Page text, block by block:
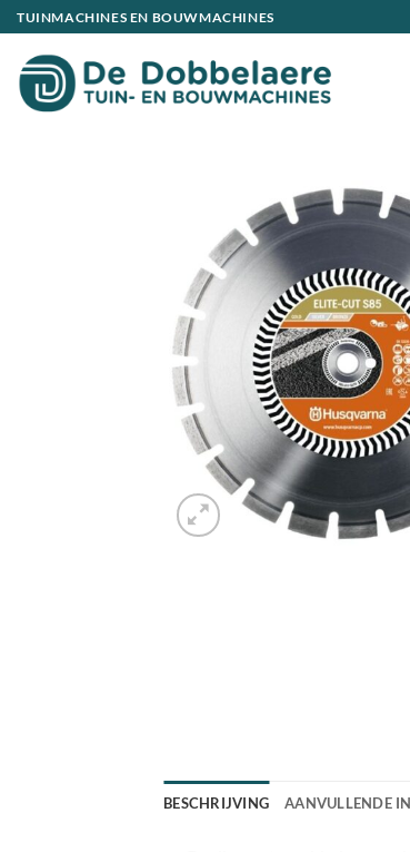
Ga
naar
inhoud
TUINMACHINES EN BOUWMACHINES
BESCHRIJVING AANVULLENDE